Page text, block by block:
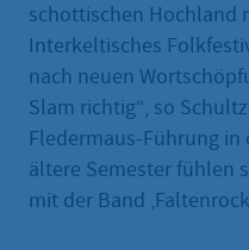
schottischen Hochland
Interkeltisches
nach neuen
Slam richtig“, so
Fledermaus-Führung in
ältere Semester fühlen
mit der Band